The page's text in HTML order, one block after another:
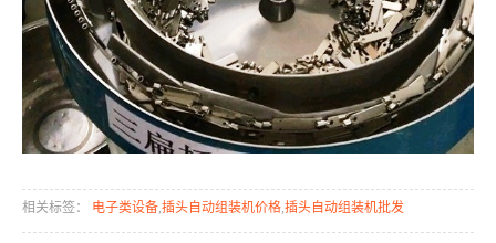
相关标签： 电子类设备 插头自动组装机价格 插头自动组装机批发